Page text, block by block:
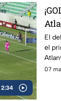
2:34
El
el
07